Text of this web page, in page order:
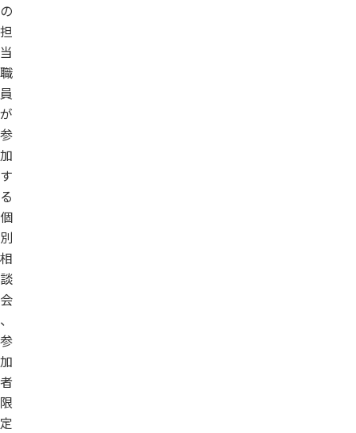
の
担
当
職
員
が
参
加
す
る
個
別
相
談
会
、
参
加
者
限
定